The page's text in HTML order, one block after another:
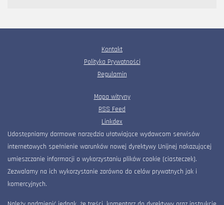
Kontakt
Polityka Prywatności
Regulamin
Mapa witryny
RSS Feed
Linkdex
Udostępniamy darmowe narzędzia ułatwiające wydawcom serwisów
internetowych spełnienie warunków nowej dyrektywy Unijnej nakazującej
umieszczanie informacji o wykorzystaniu plików cookie (ciasteczek).
Zezwalamy na ich wykorzystanie zarówno do celów prywatnych jak i
komercyjnych.